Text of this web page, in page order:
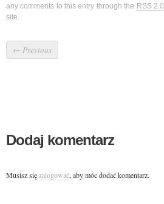
any comments to this entry through the RSS 2.0
site.
← Previous
Dodaj komentarz
Musisz sięzalogować, aby móc dodać komentarz.